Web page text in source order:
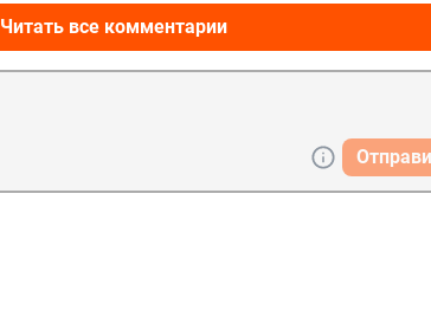
Читать все комментарии